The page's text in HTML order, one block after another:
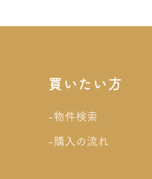
買いたい方
-物件検索
-購入の流れ